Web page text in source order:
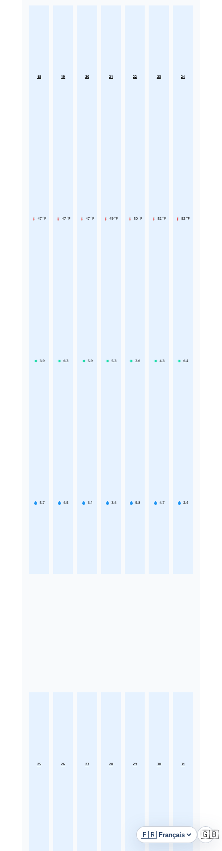
18
47 °F
3.9
5.7
19
47 °F
6.3
4.5
20
47 °F
5.9
3.1
21
49 °F
5.3
3.4
22
50 °F
3.6
5.8
23
52 °F
4.3
4.7
24
52 °F
6.4
2.4
25 26 27 28 29 30 31
🇫🇷
Langue 🇬🇧